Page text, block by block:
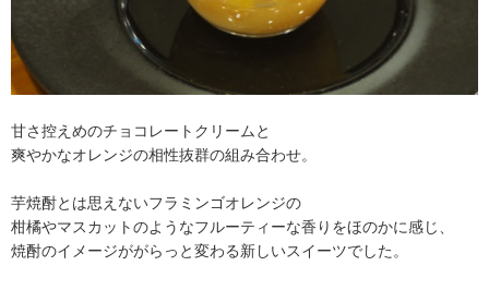
甘さ控えめのチョコレートクリームと
爽やかなオレンジの相性抜群の組み合わせ。
芋焼酎とは思えないフラミンゴオレンジの
柑橘やマスカットのようなフルーティーな香りをほのかに感じ、
焼酎のイメージががらっと変わる新しいスイーツでした。